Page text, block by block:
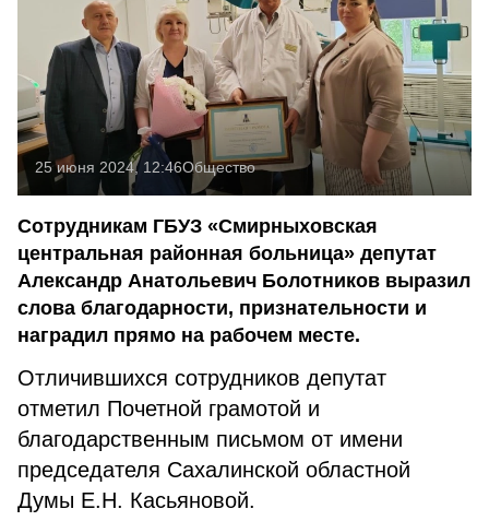
25 июня 2024, 12:46Общество
Сотрудникам ГБУЗ «Смирныховская
центральная районная больница» депутат
Александр Анатольевич Болотников выразил
слова благодарности, признательности и
наградил прямо на рабочем месте.
Отличившихся сотрудников депутат
отметил Почетной грамотой и
благодарственным письмом от имени
председателя Сахалинской областной
Думы Е.Н. Касьяновой.